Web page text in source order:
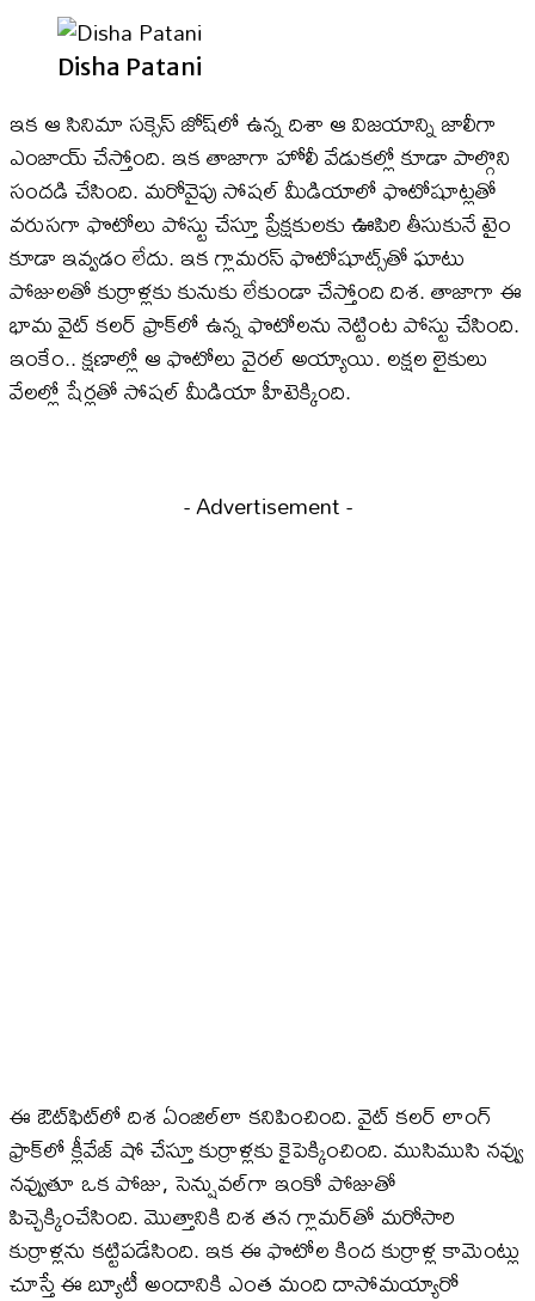
Disha Patani
ఇక ఆ సినిమా సక్సెస్ జోష్​లో ఉన్న దిశా ఆ విజయాన్ని జాలీగా
ఎంజాయ్ చేస్తోంది. ఇక తాజాగా హోలీ వేడుకల్లో కూడా పాల్గొని
సందడి చేసింది. మరోవైపు సోషల్ మీడియాలో ఫొటోషూట్లతో
వరుసగా ఫొటోలు పోస్టు చేస్తూ ప్రేక్షకులకు ఊపిరి తీసుకునే టైం
కూడా ఇవ్వడం లేదు. ఇక గ్లామరస్ ఫొటోషూట్స్​తో ఘాటు
పోజులతో కుర్రాళ్లకు కునుకు లేకుండా చేస్తోంది దిశ. తాజాగా ఈ
భామ వైట్ కలర్ ఫ్రాక్​లో ఉన్న ఫొటోలను నెట్టింట పోస్టు చేసింది.
ఇంకేం.. క్షణాల్లో ఆ ఫొటోలు వైరల్ అయ్యాయి. లక్షల లైకులు
వేలల్లో షేర్లతో సోషల్ మీడియా హీటెక్కింది.
- Advertisement -
ఈ ఔట్​ఫిట్​లో దిశ ఏంజిల్​లా కనిపించింది. వైట్ కలర్ లాంగ్
ఫ్రాక్​లో క్లీవేజ్ షో చేస్తూ కుర్రాళ్లకు కైపెక్కించింది. ముసిముసి నవ్వు
నవ్వుతూ ఒక పోజు, సెన్షువల్​గా ఇంకో పోజుతో
పిచ్చెక్కించేసింది. మొత్తానికి దిశ తన గ్లామర్​తో మరోసారి
కుర్రాళ్లను కట్టిపడేసింది. ఇక ఈ ఫొటోల కింద కుర్రాళ్ల కామెంట్లు
చూస్తే ఈ బ్యూటీ అందానికి ఎంత మంది దాసోమయ్యారో